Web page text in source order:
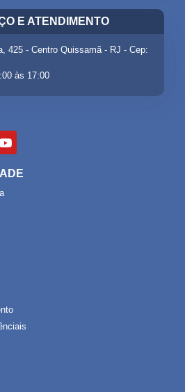
E ATENDIMENTO
425 - Centro Quissamã - RJ - Cep:
às 17:00